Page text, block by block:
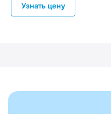
Узнать цену